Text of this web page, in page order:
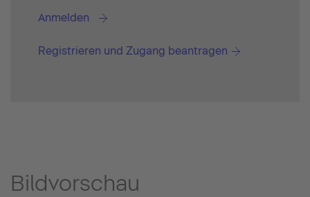
Anmelden
Registrieren und Zugang beantragen
Bildvorschau